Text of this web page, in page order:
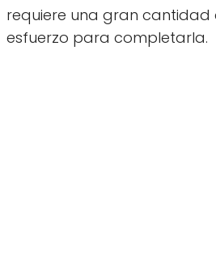
requiere una gran cantidad
esfuerzo para completarla.